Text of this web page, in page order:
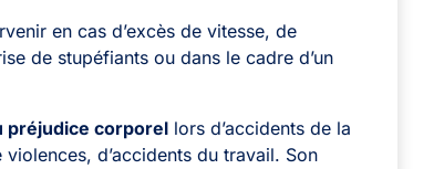
en cas d’excès de vitesse, de
de stupéfiants ou dans le cadre d’un
préjudice corporel lors d’accidents de la
d’accidents du travail. Son